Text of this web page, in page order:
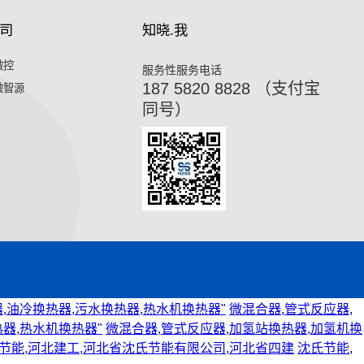
控
智源
知晓.我
服务性服务电话
187 5820 8828 （支付宝
同号）
冷换热器,污水换热器,热水机换热器" 微混合器,管式反应器,
,热水机换热器" 微混合器,管式反应器,加氢站换热器,加氢机换
能,河北建工,河北省沈氏节能有限公司,河北省四建 沈氏节能,